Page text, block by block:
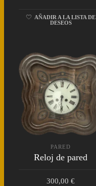
AÑADIR A LA LISTA DE
DESEOS
PARED
Reloj de pared
300,00€